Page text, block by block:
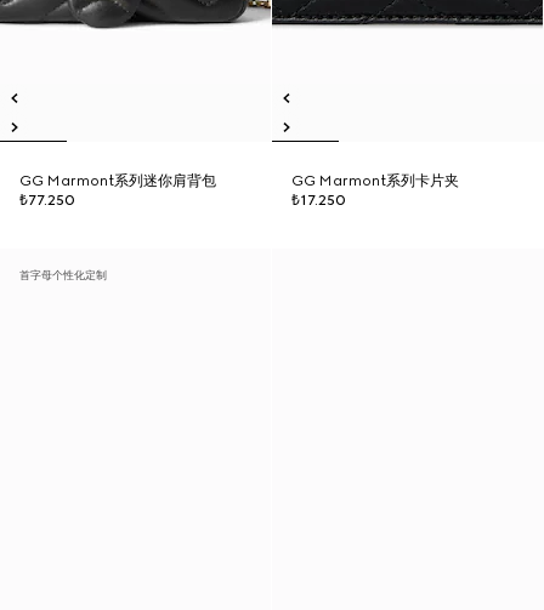
GG Marmont系列迷你肩背包
₺77.250
GG Marmont系列卡片夹
₺17.250
首字母个性化定制